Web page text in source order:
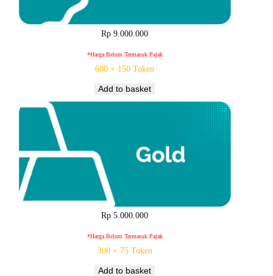
Rp 9.000.000
*harga Belum Termasuk Pajak
600 + 150 Token
Add to basket
Rp 5.000.000
*harga Belum Termasuk Pajak
300 + 75 Token
Add to basket